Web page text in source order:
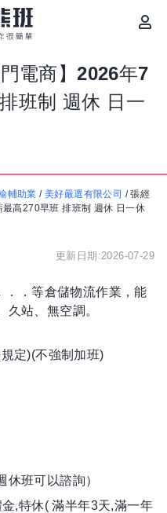
電商】2026年7
班制 週休 日一
輔助業 /美好嚴選有限公司 /張經
高270早班 排班制 週休 日一休
更新日期:2026-07-29
．．等倉儲物流作業，能
站、無空調。
定)(不強制加班)
班可以諮詢）
,特休( 滿半年3天,滿一年